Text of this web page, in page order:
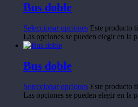
Bus doble
Seleccionar opciones Este producto
Las opciones se pueden elegir en la
Bus doble
Seleccionar opciones Este producto
Las opciones se pueden elegir en la